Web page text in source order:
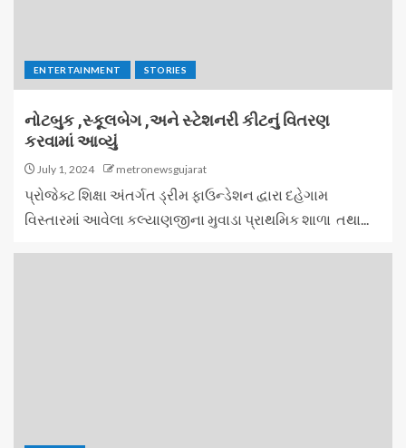
ENTERTAINMENT STORIES
નોટબુક ,સ્કૂલબેગ ,અને સ્ટેશનરી કીટનું વિતરણ
કરવામાં આવ્યું
July 1, 2024 metronewsgujarat
પ્રોજેક્ટ શિક્ષા અંતર્ગત ડ્રીમ ફાઉન્ડેશન દ્વારા દહેગામ
વિસ્તારમાં આવેલા કલ્યાણજીના મુવાડા પ્રાથમિક શાળા તથા...